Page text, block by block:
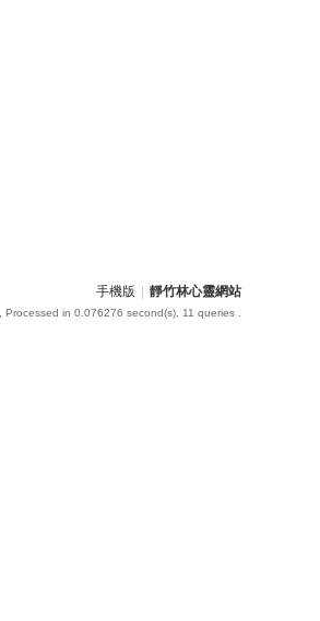
手機版 靜竹林心靈網站
, Processed in 0.076276 second(s), 11 queries .